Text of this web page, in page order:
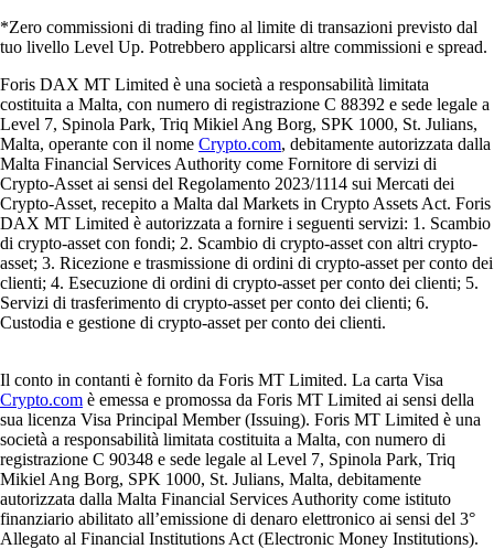
*Zero commissioni di trading fino al limite di transazioni previsto dal
tuo livello Level Up. Potrebbero applicarsi altre commissioni e spread.
Foris DAX MT Limited è una società a responsabilità limitata
costituita a Malta, con numero di registrazione C 88392 e sede legale a
Level 7, Spinola Park, Triq Mikiel Ang Borg, SPK 1000, St. Julians,
Malta, operante con il nome Crypto.com, debitamente autorizzata dalla
Malta Financial Services Authority come Fornitore di servizi di
Crypto-Asset ai sensi del Regolamento 2023/1114 sui Mercati dei
Crypto-Asset, recepito a Malta dal Markets in Crypto Assets Act. Foris
DAX MT Limited è autorizzata a fornire i seguenti servizi: 1. Scambio
di crypto-asset con fondi; 2. Scambio di crypto-asset con altri crypto-
asset; 3. Ricezione e trasmissione di ordini di crypto-asset per conto dei
clienti; 4. Esecuzione di ordini di crypto-asset per conto dei clienti; 5.
Servizi di trasferimento di crypto-asset per conto dei clienti; 6.
Custodia e gestione di crypto-asset per conto dei clienti.
Il conto in contanti è fornito da Foris MT Limited. La carta Visa
Crypto.com è emessa e promossa da Foris MT Limited ai sensi della
sua licenza Visa Principal Member (Issuing). Foris MT Limited è una
società a responsabilità limitata costituita a Malta, con numero di
registrazione C 90348 e sede legale al Level 7, Spinola Park, Triq
Mikiel Ang Borg, SPK 1000, St. Julians, Malta, debitamente
autorizzata dalla Malta Financial Services Authority come istituto
finanziario abilitato all’emissione di denaro elettronico ai sensi del 3°
Allegato al Financial Institutions Act (Electronic Money Institutions).